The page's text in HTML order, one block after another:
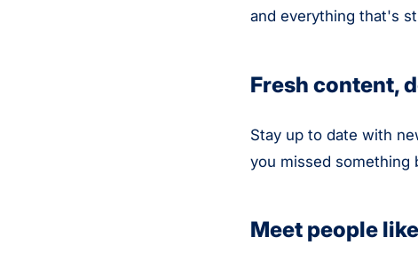
and everything that's
Fresh content,
Stay up to date with
you missed something
Meet people